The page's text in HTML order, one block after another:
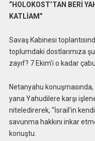
“HOLOKOST’TAN BERİ
KATLİAM”
Savaş Kabinesi
toplumdaki dostlarımıza
zayıf? 7 Ekim’i o kadar
Netanyahu konuşmasında,
yana Yahudilere karşı
niteledirerek, “İsrail’in
savunma hakkını inkar
konuştu.